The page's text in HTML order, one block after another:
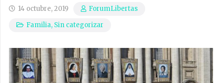
14 octubre, 2019
ForumLibertas
Familia, Sin categorizar